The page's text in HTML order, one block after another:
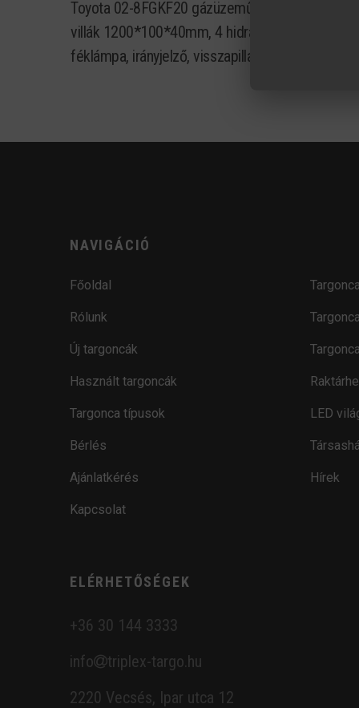
Toyota 02-8FGKF20 gázüzemű négytámaszú
villák 1200*100*40mm, 4 hidraulika kör,
féklámpa, irányjelző, visszapillantó tükör,
NAVIGÁCIÓ
Főoldal
Rólunk
Új targoncák
Használt targoncák
Targonca típusok
Bérlés
Ajánlatkérés
Kapcsolat
LED
Hírek
ELÉRHETŐSÉGEK
+36 30 144 3333
info
triplex-targo.hu
2220 Vecsés, Ipar utca 12